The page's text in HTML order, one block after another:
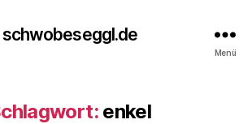
schwobeseggl.de
Menü
enkel